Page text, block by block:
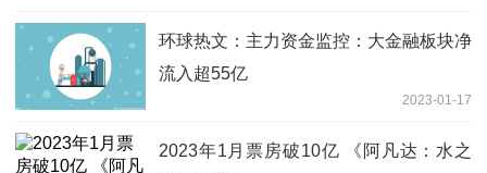
环球热文：主力资金监控：大金融板块净
流入超55亿
2023-01-17
2023年1月票房破10亿 《阿凡达：水之